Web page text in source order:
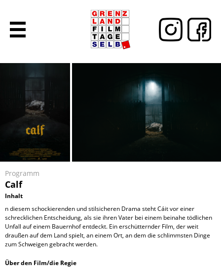
Programm
Calf
Inhalt
n diesem schockierenden und stilsicheren Drama steht Cáit vor einer
schrecklichen Entscheidung, als sie ihren Vater bei einem beinahe tödlichen
Unfall auf einem Bauernhof entdeckt. Ein erschütternder Film, der weit
draußen auf dem Land spielt, an einem Ort, an dem die schlimmsten Dinge
zum Schweigen gebracht werden.
Über den Film/die Regie